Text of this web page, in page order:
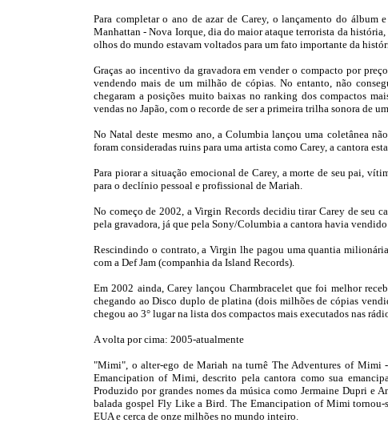
Para completar o ano de azar de Carey, o lançamento do
Manhattan - Nova Iorque, dia do maior ataque terrorista da
olhos do mundo estavam voltados para um fato importante da
Graças ao incentivo da gravadora em vender o compacto por
vendendo mais de um milhão de cópias. No entanto, não
chegaram a posições muito baixas no ranking dos compactos
vendas no Japão, com o recorde de ser a primeira trilha sonora de
No Natal deste mesmo ano, a Columbia lançou uma coletânea
foram consideradas ruins para uma artista como Carey, a cantora
Para piorar a situação emocional de Carey, a morte de seu pai,
para o declínio pessoal e profissional de Mariah.
No começo de 2002, a Virgin Records decidiu tirar Carey de seu
pela gravadora, já que pela Sony/Columbia a cantora havia
Rescindindo o contrato, a Virgin lhe pagou uma quantia
com a Def Jam (companhia da Island Records).
Em 2002 ainda, Carey lançou Charmbracelet que foi melhor
chegando ao Disco duplo de platina (dois milhões de cópias
chegou ao 3° lugar na lista dos compactos mais executados nas
A volta por cima: 2005-atualmente
"Mimi", o alter-ego de Mariah na turnê The Adventures of Mimi
Emancipation of Mimi, descrito pela cantora como sua
Produzido por grandes nomes da música como Jermaine Dupri e
balada gospel Fly Like a Bird. The Emancipation of Mimi tornou-
EUA e cerca de onze milhões no mundo inteiro.